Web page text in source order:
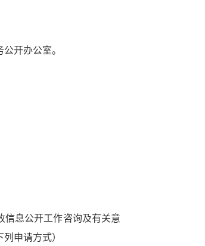
开办公室。
信息公开工作咨询及有关意
申请方式）